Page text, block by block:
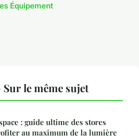
Équipement
le même sujet
: guide ultime des stores
au maximum de la lumière